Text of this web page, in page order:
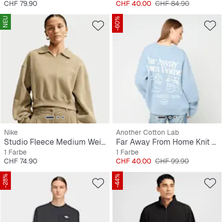
Preis
CHF 79.90 Preis
CHF 40.00 Originalpreis
CHF 84.90
NEU
Nike
Studio Fleece Medium Weight Oversized Crop Polo
1 Farbe
Preis
CHF 74.90
-60%
Another Cotton Lab
Far Away From Home Knit Sweater
1 Farbe
Preis
CHF 40.00 Originalpreis
CHF 99.90
-28% -44%